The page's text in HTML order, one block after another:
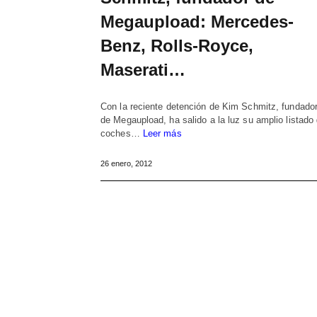
Megaupload: Mercedes-
Benz, Rolls-Royce,
Maserati…
Con la reciente detención de Kim Schmitz, fundador
de Megaupload, ha salido a la luz su amplio listado
coches… Leer más
26 enero, 2012